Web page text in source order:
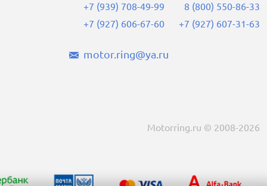
+7 (939) 708-49-99
+7 (927) 606-67-60
8 (800) 550-86-33
+7 (927) 607-31-63
motor.ring@ya.ru
Motorring.ru © 2008-2026